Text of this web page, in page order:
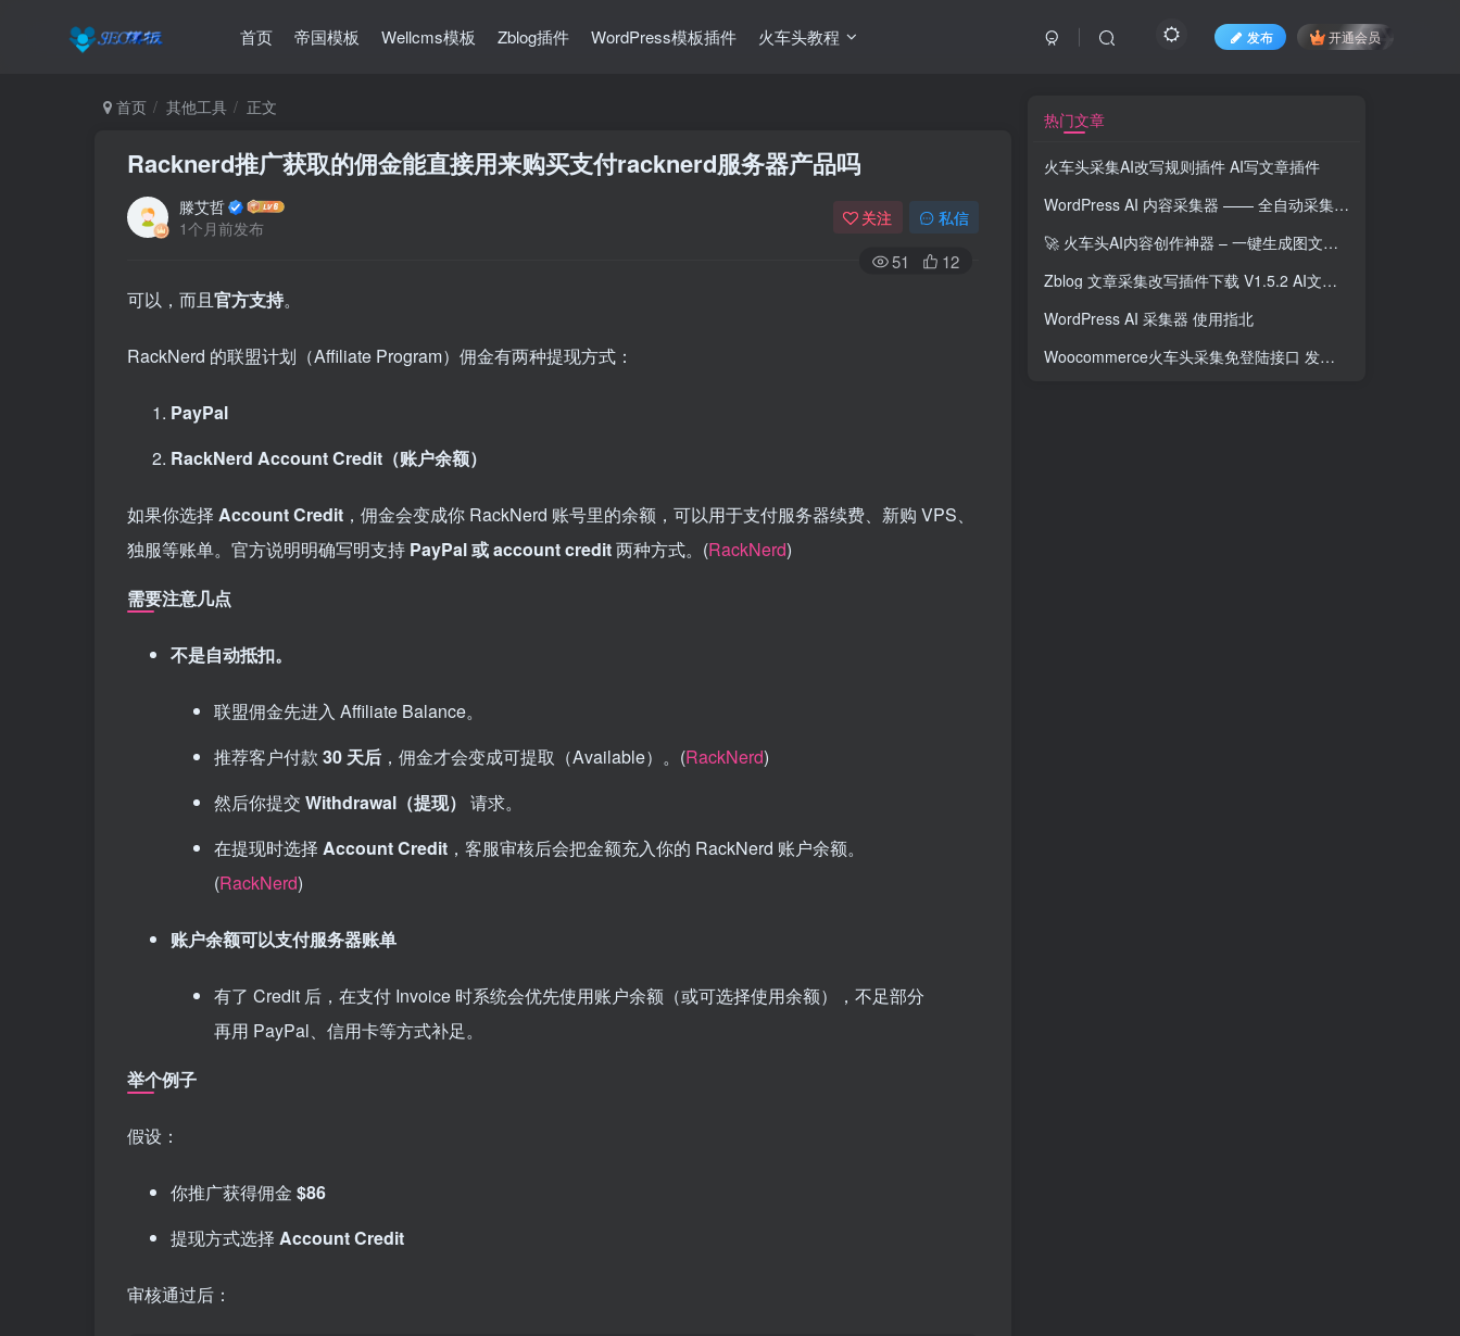
首页 帝国模板 Wellcms模板 Zblog插件 WordPress模板插件 火车头教程 发布 开通会员
首页 其他工具 正文
Racknerd推广获取的佣金能直接用来购买支付racknerd服务器产品吗
滕艾哲
1个月前发布
关注 私信
51 12
可以，而且官方支持。
RackNerd 的联盟计划（Affiliate Program）佣金有两种提现方式：
PayPal
RackNerd Account Credit（账户余额）
如果你选择 Account Credit ，佣金会变成你 RackNerd 账号里的余额，可以用于支付服务器续费、新购 VPS、
独服等账单。官方说明明确写明支持 PayPal 或 account credit两种方式。(RackNerd)
需要注意几点
不是自动抵扣。
联盟佣金先进入 Affiliate Balance。
推荐客户付款 30 天后 ，佣金才会变成可提取（Available）。(RackNerd)
然后你提交 Withdrawal（提现） 请求。
在提现时选择 Account Credit ，客服审核后会把金额充入你的 RackNerd 账户余额。
(RackNerd)
账户余额可以支付服务器账单
有了 Credit 后，在支付 Invoice 时系统会优先使用账户余额（或可选择使用余额），不足部分
再用 PayPal、信用卡等方式补足。
举个例子
假设：
你推广获得佣金 $86
提现方式选择 Account Credit
审核通过后：
热门文章
火车头采集AI改写规则插件 AI写文章插件
WordPress AI 内容采集器 —— 全自动采集+AI改写+智能发布一体化解决方案
🚀 火车头AI内容创作神器 – 一键生成图文并茂的优质文章
Zblog 文章采集改写插件下载 V1.5.2 AI文章生成器 含插图
WordPress AI 采集器 使用指北
Woocommerce火车头采集免登陆接口 发布模块 WordPress商品数据批量上传更新